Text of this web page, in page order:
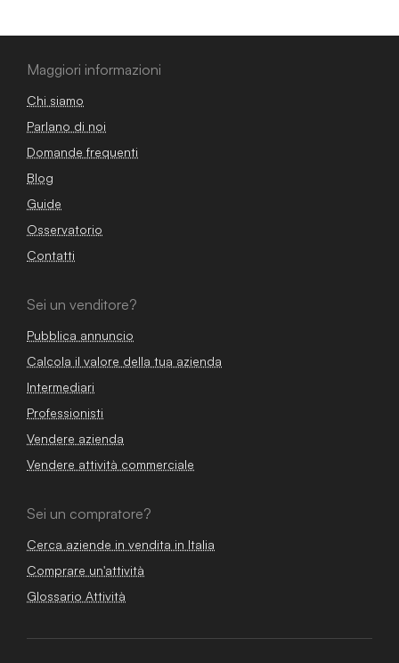
Maggiori informazioni
Chi siamo
Parlano di noi
Domande frequenti
Blog
Guide
Osservatorio
Contatti
Sei un venditore?
Pubblica annuncio
Calcola il valore della tua azienda
Intermediari
Professionisti
Vendere azienda
Vendere attività commerciale
Sei un compratore?
Cerca aziende in vendita in Italia
Comprare un'attività
Glossario Attività